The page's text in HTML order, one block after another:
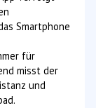
Smartphone
für
misst der
und